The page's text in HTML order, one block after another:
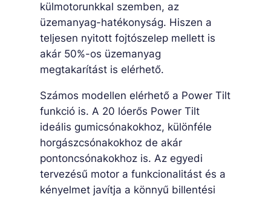
külmotorunkkal szemben, az
üzemanyag-hatékonyság. Hiszen a
teljesen nyitott fojtószelep mellett is
akár 50%-os üzemanyag
megtakarítást is elérhető.
Számos modellen elérhető a Power Tilt
funkció is. A 20 lóerős Power Tilt
ideális gumicsónakokhoz, különféle
horgászcsónakokhoz de akár
pontoncsónakokhoz is. Az egyedi
tervezésű motor a funkcionalitást és a
kényelmet javítja a könnyű billentési